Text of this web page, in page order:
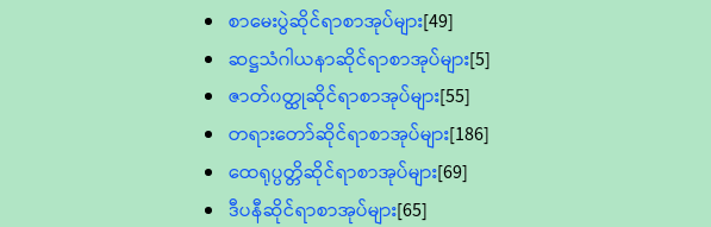
စာမေးပွဲဆိုင်ရာစာအုပ်များ[49]
ဆဋ္ဌသံဂါယနာဆိုင်ရာစာအုပ်များ[5]
ဇာတ်၀တ္ထုဆိုင်ရာစာအုပ်များ[55]
တရားတော်ဆိုင်ရာစာအုပ်များ[186]
ထေရုပ္ပတ္တိဆိုင်ရာစာအုပ်များ[69]
ဒီပနီဆိုင်ရာစာအုပ်များ[65]